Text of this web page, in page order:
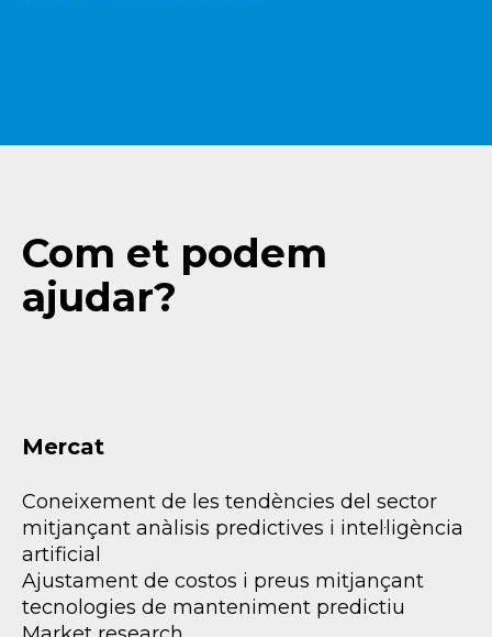
Com et podem
ajudar?
Mercat
Coneixement de les tendències del sector
mitjançant anàlisis predictives i intel·ligència
artificial
Ajustament de costos i preus mitjançant
tecnologies de manteniment predictiu